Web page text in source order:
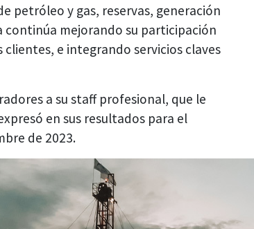
petróleo y gas, reservas, generación
continúa mejorando su participación
e integrando servicios claves
a su staff profesional, que le
en sus resultados para el
de 2023.